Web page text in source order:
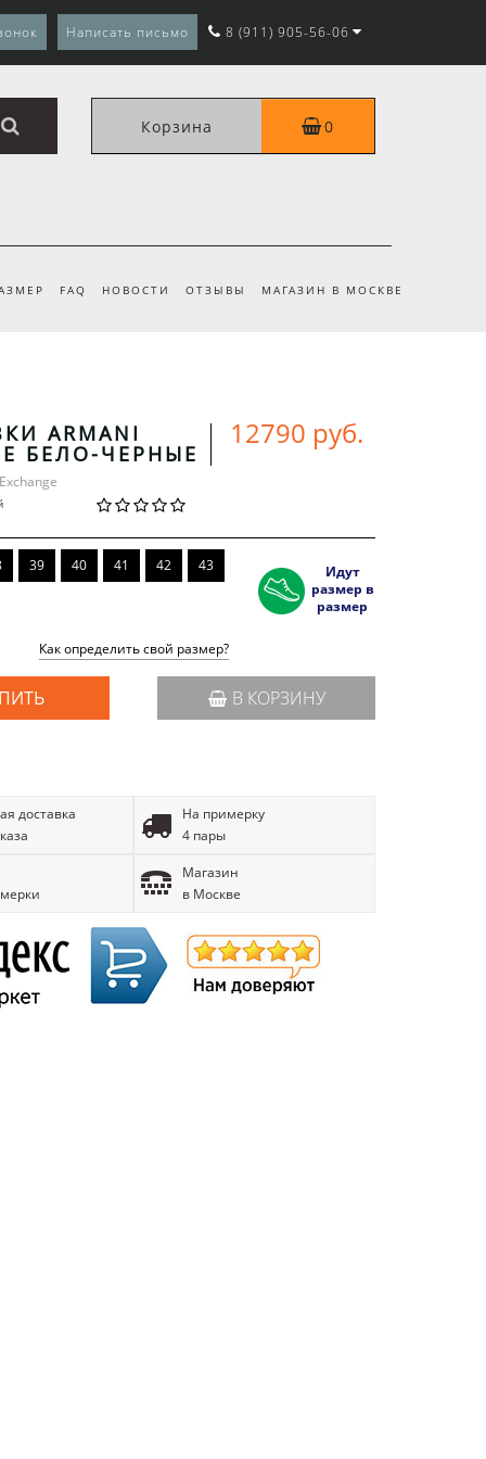
Написать письмо 8 (911) 905-56-06
Корзина 0
FAQ НОВОСТИ ОТЗЫВЫ МАГАЗИН В МОСКВЕ
ARMANI
БЕЛО-ЧЕРНЫЕ
12790 руб.
39 40 41 42 43
Идут
размер в
размер
Как определить свой размер?
В КОРЗИНУ
доставка
На примерку
4 пары
Магазин
в Москве